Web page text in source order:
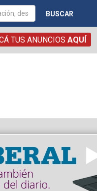
BUSCAR
TUS ANUNCIOS AQUÍ